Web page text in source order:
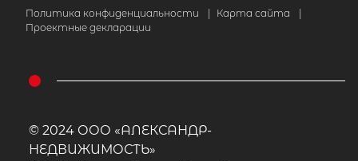
Политика конфиденциальности
Карта сайта
Проектные декларации
© 2024 ООО «АЛЕКСАНДР-
НЕДВИЖИМОСТЬ»